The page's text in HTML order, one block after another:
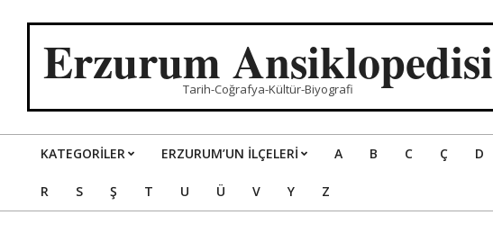
Erzurum Ansiklopedisi
Tarih-Coğrafya-Kültür-Biyografi
Primary
Navigation
KATEGORILER ERZURUM’UN İLÇELERİ A B C Ç D
R S Ş T U Ü V Y Z